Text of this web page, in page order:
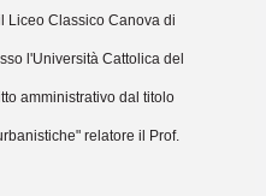
Liceo Classico Canova di
l'Università Cattolica del
amministrativo dal titolo
relatore il Prof.